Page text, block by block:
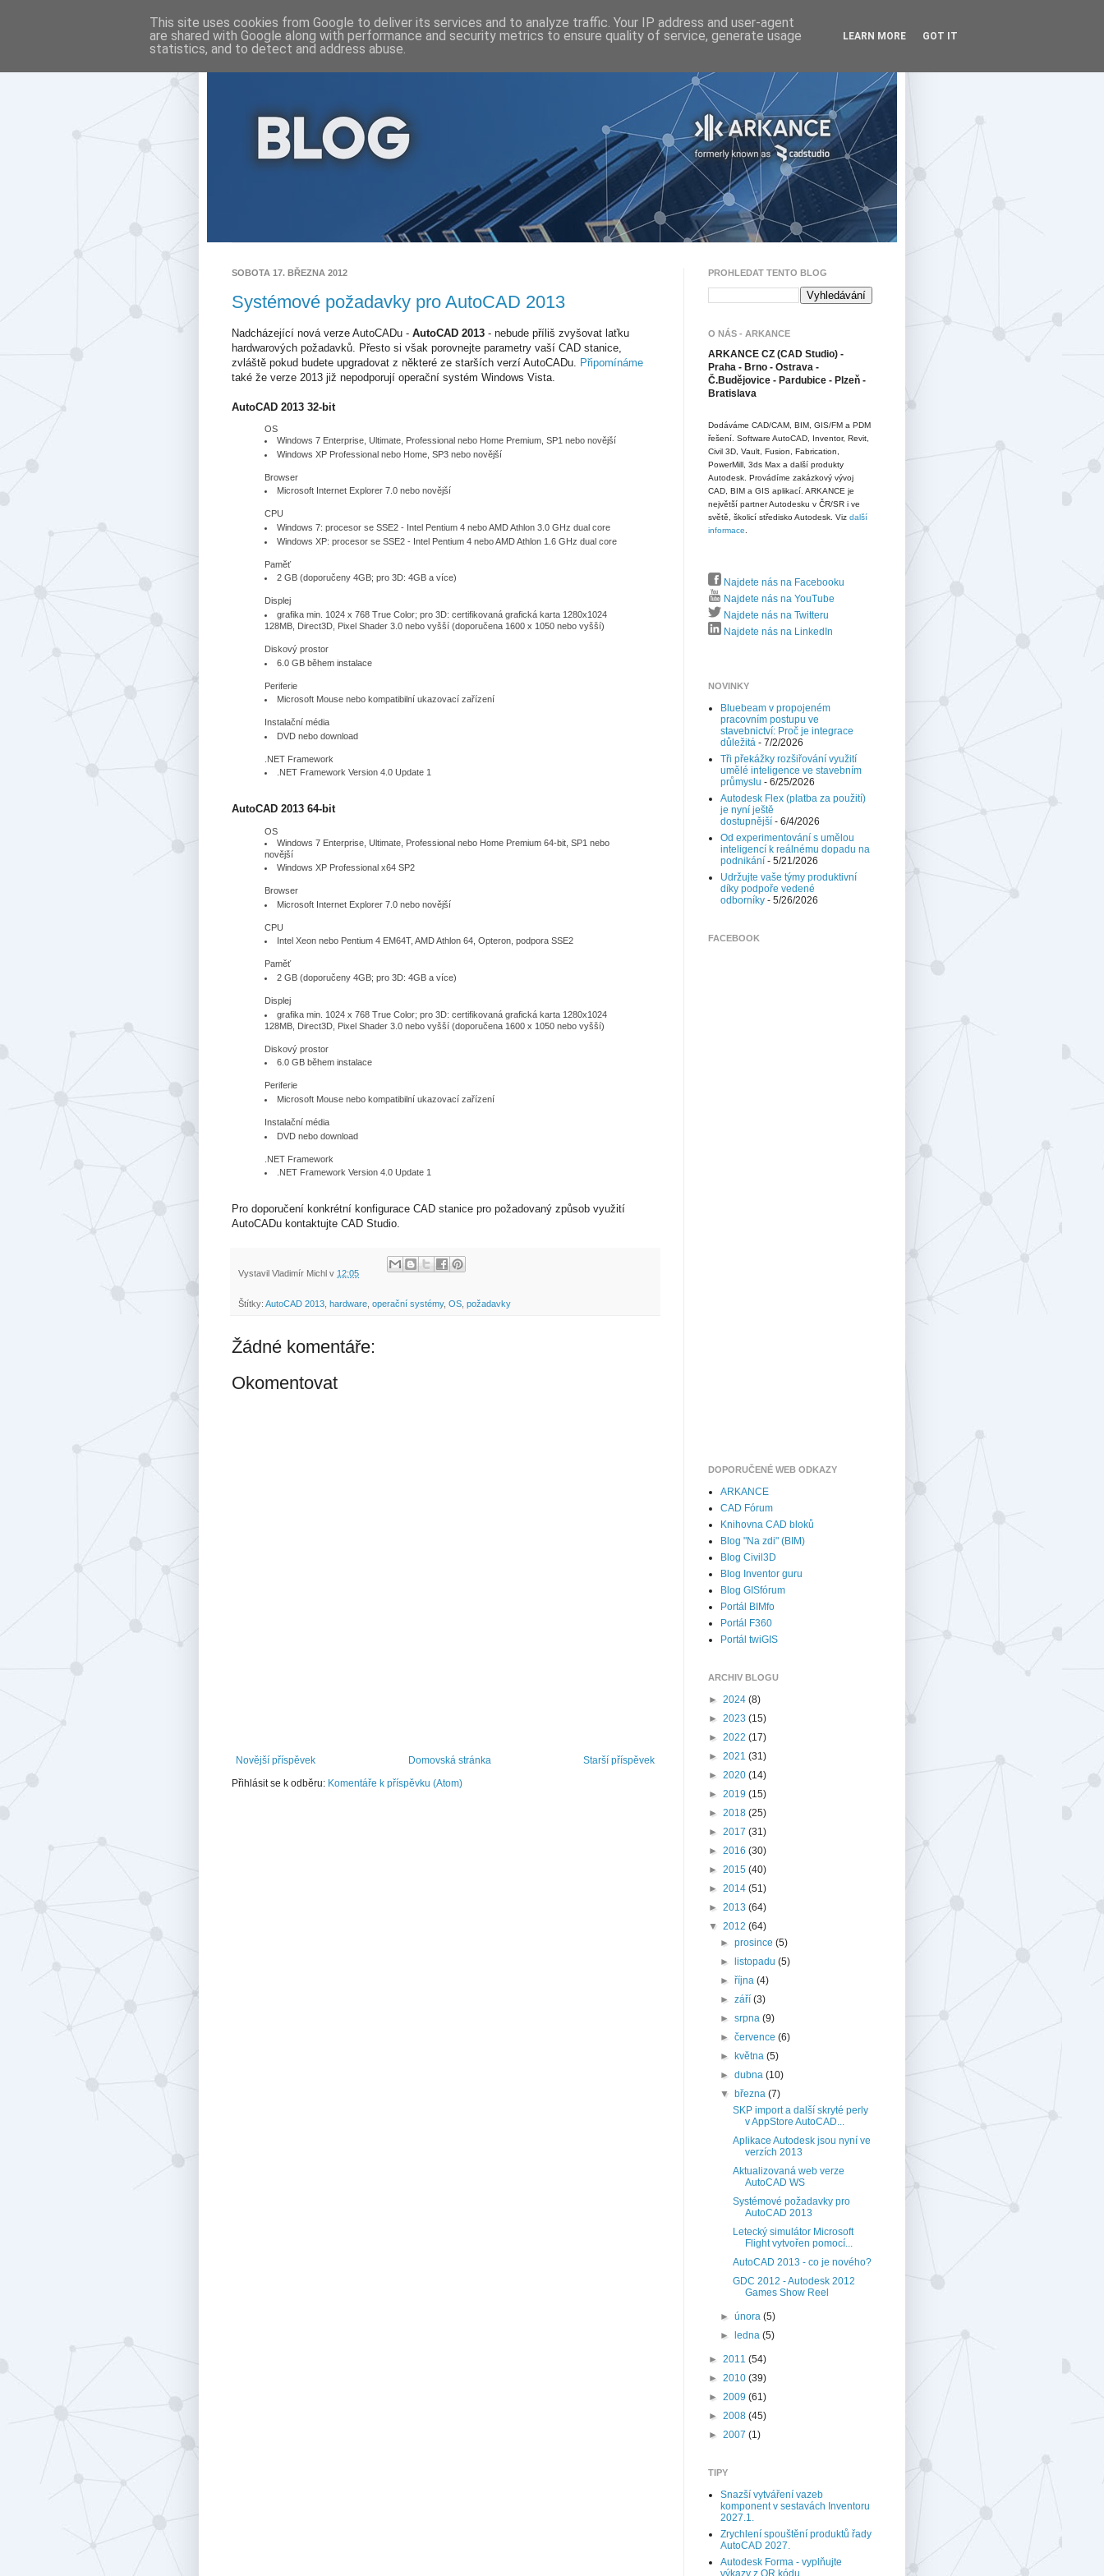
SOBOTA 17. BŘEZNA 2012
Systémové požadavky pro AutoCAD 2013
Nadcházející nová verze AutoCADu - AutoCAD 2013 - nebude příliš zvyšovat laťku
hardwarových požadavků. Přesto si však porovnejte parametry vaší CAD stanice,
zvláště pokud budete upgradovat z některé ze starších verzí AutoCADu. Připomínáme
také že verze 2013 již nepodporují operační systém Windows Vista.
AutoCAD 2013 32-bit
OS
Windows 7 Enterprise, Ultimate, Professional nebo Home Premium, SP1 nebo novější
Windows XP Professional nebo Home, SP3 nebo novější
Browser
Microsoft Internet Explorer 7.0 nebo novější
CPU
Windows 7: procesor se SSE2 - Intel Pentium 4 nebo AMD Athlon 3.0 GHz dual core
Windows XP: procesor se SSE2 - Intel Pentium 4 nebo AMD Athlon 1.6 GHz dual core
Paměť
2 GB (doporučeny 4GB; pro 3D: 4GB a více)
Displej
grafika min. 1024 x 768 True Color; pro 3D: certifikovaná grafická karta 1280x1024
128MB, Direct3D, Pixel Shader 3.0 nebo vyšší (doporučena 1600 x 1050 nebo vyšší)
Diskový prostor
6.0 GB během instalace
Periferie
Microsoft Mouse nebo kompatibilní ukazovací zařízení
Instalační média
DVD nebo download
.NET Framework
.NET Framework Version 4.0 Update 1
AutoCAD 2013 64-bit
OS
Windows 7 Enterprise, Ultimate, Professional nebo Home Premium 64-bit, SP1 nebo
novější
Windows XP Professional x64 SP2
Browser
Microsoft Internet Explorer 7.0 nebo novější
CPU
Intel Xeon nebo Pentium 4 EM64T, AMD Athlon 64, Opteron, podpora SSE2
Paměť
2 GB (doporučeny 4GB; pro 3D: 4GB a více)
Displej
grafika min. 1024 x 768 True Color; pro 3D: certifikovaná grafická karta 1280x1024
128MB, Direct3D, Pixel Shader 3.0 nebo vyšší (doporučena 1600 x 1050 nebo vyšší)
Diskový prostor
6.0 GB během instalace
Periferie
Microsoft Mouse nebo kompatibilní ukazovací zařízení
Instalační média
DVD nebo download
.NET Framework
.NET Framework Version 4.0 Update 1
Pro doporučení konkrétní konfigurace CAD stanice pro požadovaný způsob využití
AutoCADu kontaktujte CAD Studio.
Vystavil Vladimír Michl v 12:05
Štítky: AutoCAD 2013 hardware operační systémy, OS požadavky
Žádné komentáře:
Okomentovat
Novější příspěvek Starší příspěvek
Domovská stránka
Přihlásit se k odběru: Komentáře k příspěvku (Atom)
PROHLEDAT TENTO BLOG
O NÁS - ARKANCE
ARKANCE CZ (CAD Studio) -
Praha - Brno - Ostrava -
Č.Budějovice - Pardubice - Plzeň -
Bratislava
Dodáváme CAD/CAM, BIM, GIS/FM a PDM
řešení. Software AutoCAD, Inventor, Revit,
Civil 3D, Vault, Fusion, Fabrication,
PowerMill, 3ds Max a další produkty
Autodesk. Provádíme zakázkový vývoj
CAD, BIM a GIS aplikací. ARKANCE je
největší partner Autodesku v ČR/SR i ve
světě, školicí středisko Autodesk. Viz další
informace
Najdete nás na Facebooku
Najdete nás na YouTube
Najdete nás na Twitteru
Najdete nás na LinkedIn
NOVINKY
Bluebeam v propojeném
pracovním postupu ve
stavebnictví: Proč je integrace
důležitá - 7/2/2026
Tři překážky rozšiřování využití
umělé inteligence ve stavebním
průmyslu - 6/25/2026
Autodesk Flex (platba za použití)
je nyní ještě
dostupnější - 6/4/2026
Od experimentování s umělou
inteligencí k reálnému dopadu na
podnikání - 5/21/2026
Udržujte vaše týmy produktivní
díky podpoře vedené
odborníky - 5/26/2026
FACEBOOK
DOPORUČENÉ WEB ODKAZY
ARKANCE
CAD Fórum
Knihovna CAD bloků
Blog "Na zdi" (BIM)
Blog Civil3D
Blog Inventor guru
Blog GISfórum
Portál BIMfo
Portál F360
Portál twiGIS
ARCHIV BLOGU
► 2024 (8)
► 2023 (15)
► 2022 (17)
► 2021 (31)
► 2020 (14)
► 2019 (15)
► 2018 (25)
► 2017 (31)
► 2016 (30)
► 2015 (40)
► 2014 (51)
► 2013 (64)
▼ 2012 (64)
►prosince(5)
►
listopadu(5)
►října(4)
►září(3)
►srpna(9)
►července(6)
►
května(5)
►dubna(10)
▼ března(7)
SKP import a další skryté perly
v AppStore AutoCAD...
Aplikace Autodesk jsou nyní ve
verzích 2013
Aktualizovaná web verze
AutoCAD WS
Systémové požadavky pro
AutoCAD 2013
Letecký simulátor Microsoft
Flight vytvořen pomocí...
AutoCAD 2013 - co je nového?
GDC 2012 - Autodesk 2012
Games Show Reel
►února(5)
►
ledna(5)
► 2011 (54)
► 2010 (39)
► 2009 (61)
► 2008 (45)
► 2007 (1)
TIPY
Snazší vytváření vazeb
komponent v sestavách Inventoru
2027.1.
Zrychlení spouštění produktů řady
AutoCAD 2027.
Autodesk Forma - vyplňujte
výkazy z QR kódu.
This site uses cookies from Google to deliver its services and to analyze traffic. Your IP address and user-agent
are shared with Google along with performance and security metrics to ensure quality of service, generate usage
statistics, and to detect and address abuse.
LEARN MORE GOT IT